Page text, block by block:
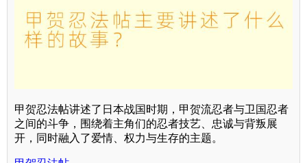
甲贺忍法帖讲述了日本战国时期，甲贺流忍者与卫国忍者
之间的斗争，围绕着主角们的忍者技艺、忠诚与背叛展
开，同时融入了爱情、权力与生存的主题。